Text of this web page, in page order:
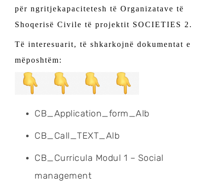
për ngritjekapacitetesh të Organizatave të
Shoqerisë Civile të projektit SOCIETIES 2.
Të interesuarit, të shkarkojnë dokumentat e
mëposhtëm:
CB_Application_form_Alb
CB_Call_TEXT_Alb
CB_Curricula Modul 1 – Social
management